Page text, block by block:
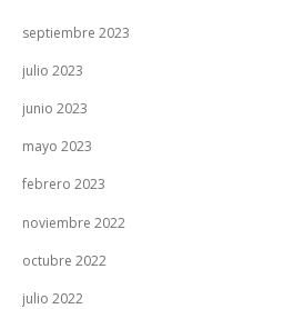
septiembre 2023
julio 2023
junio 2023
mayo 2023
febrero 2023
noviembre 2022
octubre 2022
julio 2022